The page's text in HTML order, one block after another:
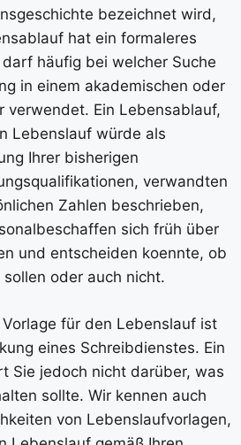
bezeichnet wird,
hat ein formaleres
häufig bei welcher Suche
in einem akademischen oder
verwendet. Ein Lebensablauf,
Lebenslauf würde als
Ihrer bisherigen
verwandten
Zahlen beschrieben,
sich früh über
und entscheiden koennte, ob
oder auch nicht.
für den Lebenslauf ist
eines Schreibdienstes. Ein
Sie jedoch nicht darüber, was
sollte. Wir kennen auch
von Lebenslaufvorlagen,